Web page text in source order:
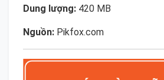
Dung lượng: 420 MB
Nguồn: Pikfox.com